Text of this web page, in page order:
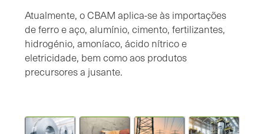
Atualmente, o CBAM aplica-se às importações
de ferro e aço, alumínio, cimento, fertilizantes,
hidrogénio, amoníaco, ácido nítrico e
eletricidade, bem como aos produtos
precursores a jusante.